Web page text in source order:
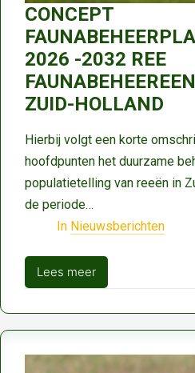
CONCEPT
2026 -2032 REE
ZUID-HOLLAND
Hierbij volgt een korte
hoofdpunten het duurzame
populatietelling van reeën in
de periode…
In Nieuwsberichten
Lees meer
CONCEPT